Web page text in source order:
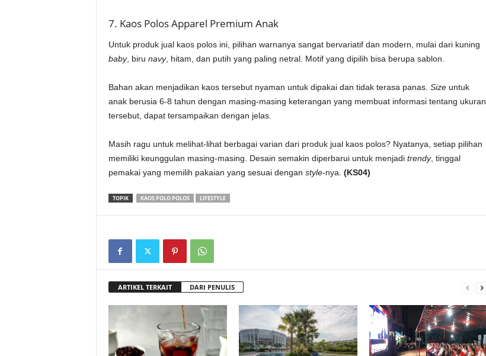
7. Kaos Polos Apparel Premium Anak
Untuk produk jual kaos polos ini, pilihan warnanya sangat bervariatif dan modern, mulai dari kuning
baby, biru navy, hitam, dan putih yang paling netral. Motif yang dipilih bisa berupa sablon.
Bahan akan menjadikan kaos tersebut nyaman untuk dipakai dan tidak terasa panas. Sizeuntuk
anak berusia 6-8 tahun dengan masing-masing keterangan yang membuat informasi tentang ukuran
tersebut, dapat tersampaikan dengan jelas.
Masih ragu untuk melihat-lihat berbagai varian dari produk jual kaos polos? Nyatanya, setiap pilihan
memiliki keunggulan masing-masing. Desain semakin diperbarui untuk menjadi trendy, tinggal
pemakai yang memilih pakaian yang sesuai dengan style-nya. (KS04)
TOPIK KAOS POLO POLOS LIFESTYLE
ARTIKEL TERKAIT DARI PENULIS